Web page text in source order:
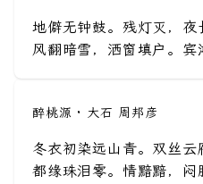
地僻无钟鼓。残灯灭，夜
风翻暗雪，洒窗填户。
醉桃源 · 大石 周邦彦
冬衣初染远山青。双丝云
都缘珠泪零。情黯黯，